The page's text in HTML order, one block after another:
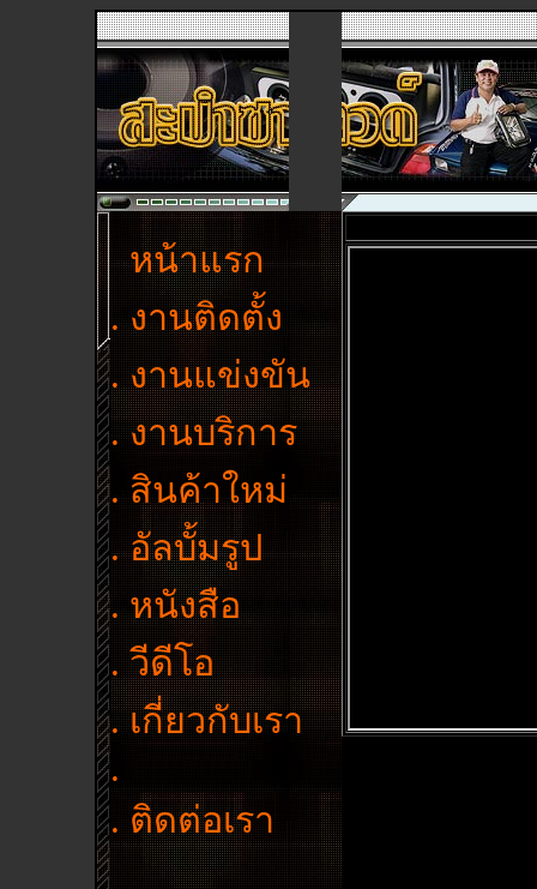
หน้าแรก
. งานติดตั้ง
. งานแข่งขัน
. งานบริการ
. สินค้าใหม่
. อัลบั้มรูป
. หนังสือ
.วีดีโอ
. เกี่ยวกับเรา
.
. ติดต่อเรา